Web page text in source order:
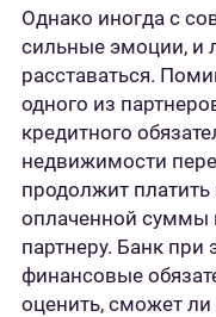
Однако иногда с
сильные эмоции, и
расставаться.
одного из
кредитного
недвижимости
продолжит платить
оплаченной суммы
партнеру. Банк
финансовые
оценить, сможет